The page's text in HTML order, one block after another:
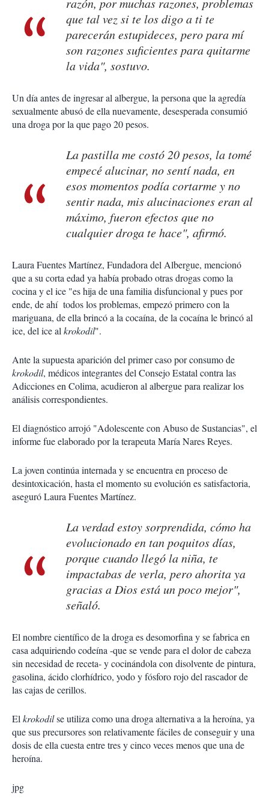
razón, por muchas razones, problemas
que tal vez si te los digo a ti te
parecerán estupideces, pero para mí
son razones suficientes para quitarme
la vida", sostuvo.
Un día antes de ingresar al albergue, la persona que la agredía
sexualmente abusó de ella nuevamente, desesperada consumió
una droga por la que pago 20 pesos.
La pastilla me costó 20 pesos, la tomé
empecé alucinar, no sentí nada, en
esos momentos podía cortarme y no
sentir nada, mis alucinaciones eran al
máximo, fueron efectos que no
cualquier droga te hace", afirmó.
Laura Fuentes Martínez, Fundadora del Albergue, mencionó
que a su corta edad ya había probado otras drogas como la
cocina y el ice "es hija de una familia disfuncional y pues por
ende, de ahí todos los problemas, empezó primero con la
mariguana, de ella brincó a la cocaína, de la cocaína le brincó al
ice, del ice alkrokodil".
Ante la supuesta aparición del primer caso por consumo de
krokodil, médicos integrantes del Consejo Estatal contra las
Adicciones en Colima, acudieron al albergue para realizar los
análisis correspondientes.
El diagnóstico arrojó "Adolescente con Abuso de Sustancias", el
informe fue elaborado por la terapeuta María Nares Reyes.
La joven continúa internada y se encuentra en proceso de
desintoxicación, hasta el momento su evolución es satisfactoria,
aseguró Laura Fuentes Martínez.
La verdad estoy sorprendida, cómo ha
evolucionado en tan poquitos días,
porque cuando llegó la niña, te
impactabas de verla, pero ahorita ya
gracias a Dios está un poco mejor",
señaló.
El nombre científico de la droga es desomorfina y se fabrica en
casa adquiriendo codeína -que se vende para el dolor de cabeza
sin necesidad de receta- y cocinándola con disolvente de pintura,
gasolina, ácido clorhídrico, yodo y fósforo rojo del rascador de
las cajas de cerillos.
Elkrokodilse utiliza como una droga alternativa a la heroína, ya
que sus precursores son relativamente fáciles de conseguir y una
dosis de ella cuesta entre tres y cinco veces menos que una de
heroína.
jpg